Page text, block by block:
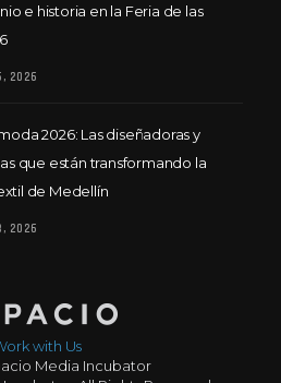
e historia en la Feria de las
2026
2026: Las diseñadoras y
que están transformando la
de Medellín
2026
with Us
Media Incubator